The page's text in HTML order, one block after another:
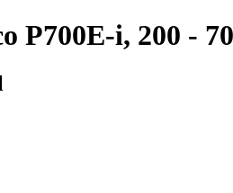
P700E-i, 200 -